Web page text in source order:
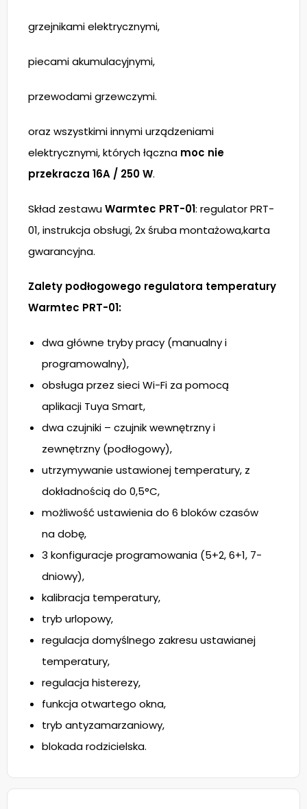
grzejnikami elektrycznymi,
piecami akumulacyjnymi,
przewodami grzewczymi.
oraz wszystkimi innymi urządzeniami
elektrycznymi, których łączna moc nie
przekracza 16A / 250 W.
Skład zestawuWarmtec PRT-01: regulator PRT-
01, instrukcja obsługi, 2x śruba montażowa,karta
gwarancyjna.
Zalety podłogowego regulatora temperatury
Warmtec PRT-01:
dwa główne tryby pracy (manualny i
programowalny),
obsługa przez sieci Wi-Fi za pomocą
aplikacji Tuya Smart,
dwa czujniki – czujnik wewnętrzny i
zewnętrzny (podłogowy),
utrzymywanie ustawionej temperatury, z
dokładnością do 0,5°C,
możliwość ustawienia do 6 bloków czasów
na dobę,
3 konfiguracje programowania (5+2, 6+1, 7-
dniowy),
kalibracja temperatury,
tryb urlopowy,
regulacja domyślnego zakresu ustawianej
temperatury,
regulacja histerezy,
funkcja otwartego okna,
tryb antyzamarzaniowy,
blokada rodzicielska.